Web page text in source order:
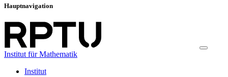
Hauptnavigation
Institut für Mathematik
Institut